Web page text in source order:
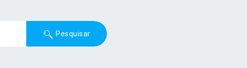
Pesquisar